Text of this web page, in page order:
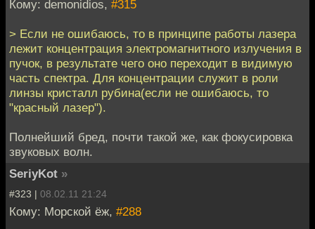
Кому: demonidios, #315
> Если не ошибаюсь, то в принципе работы лазера
лежит концентрация электромагнитного излучения в
пучок, в результате чего оно переходит в видимую
часть спектра. Для концентрации служит в роли
линзы кристалл рубина(если не ошибаюсь, то
"красный лазер").
Полнейший бред, почти такой же, как фокусировка
звуковых волн.
SeriyKot »
#323 | 08.02.11 21:24
Кому: Морской ёж, #288